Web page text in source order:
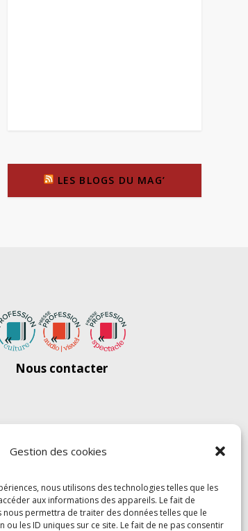
Gestion des cookies
nous utilisons des technologies telles que les
aux informations des appareils. Le fait de
nous permettra de traiter des données telles que le
les ID uniques sur ce site. Le fait de ne pas consentir
LES BLOGS DU MAG’
Nous contacter